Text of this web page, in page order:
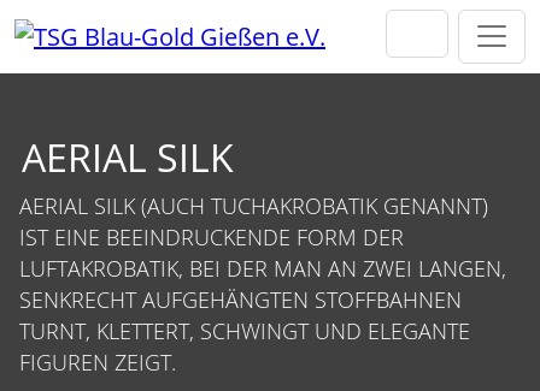
Direkt zur Hauptnavigation springen
Direkt zum Inhalt springen
AERIAL SILK
AERIAL SILK (AUCH TUCHAKROBATIK GENANNT)
IST EINE BEEINDRUCKENDE FORM DER
LUFTAKROBATIK, BEI DER MAN AN ZWEI LANGEN,
SENKRECHT AUFGEHÄNGTEN STOFFBAHNEN
TURNT, KLETTERT, SCHWINGT UND ELEGANTE
FIGUREN ZEIGT.